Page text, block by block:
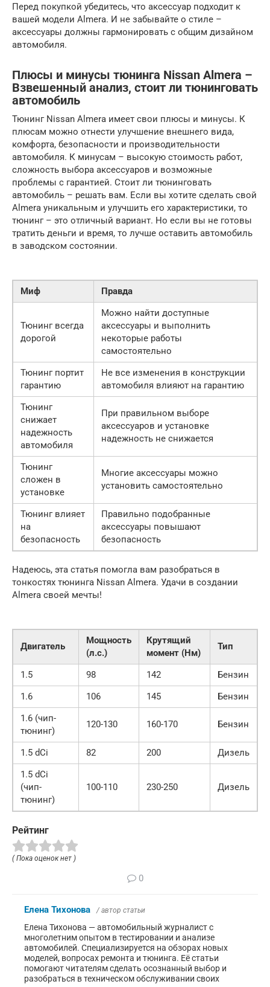
Перед покупкой убедитесь, что аксессуар подходит к
вашей модели Almera. И не забывайте о стиле –
аксессуары должны гармонировать с общим дизайном
автомобиля.
Плюсы и минусы тюнинга Nissan Almera –
Взвешенный анализ, стоит ли тюнинговать
автомобиль
Тюнинг Nissan Almera имеет свои плюсы и минусы. К
плюсам можно отнести улучшение внешнего вида,
комфорта, безопасности и производительности
автомобиля. К минусам – высокую стоимость работ,
сложность выбора аксессуаров и возможные
проблемы с гарантией. Стоит ли тюнинговать
автомобиль – решать вам. Если вы хотите сделать свой
Almera уникальным и улучшить его характеристики, то
тюнинг – это отличный вариант. Но если вы не готовы
тратить деньги и время, то лучше оставить автомобиль
в заводском состоянии.
Миф Правда
Тюнинг всегда
дорогой
Можно найти доступные
аксессуары и выполнить
некоторые работы
самостоятельно
Тюнинг портит
гарантию
Не все изменения в конструкции
автомобиля влияют на гарантию
Тюнинг
снижает
надежность
автомобиля
При правильном выборе
аксессуаров и установке
надежность не снижается
Тюнинг
сложен в
установке
Многие аксессуары можно
установить самостоятельно
Тюнинг влияет
на
безопасность
Правильно подобранные
аксессуары повышают
безопасность
Надеюсь, эта статья помогла вам разобраться в
тонкостях тюнинга Nissan Almera. Удачи в создании
Almera своей мечты!
Двигатель
Мощность
(л.с.)
Крутящий
момент (Нм)
Тип
1.5 98 142
Бензин
1.6
106 145
Бензин
1.6 (чип-
тюнинг)
120-130 160-170 Бензин
1.5 dCi 82 200
Дизель
1.5 dCi
(чип-
тюнинг)
100-110 230-250 Дизель
Рейтинг
( Пока оценок нет )
0
Елена Тихонова / автор статьи
Елена Тихонова — автомобильный журналист с
многолетним опытом в тестировании и анализе
автомобилей. Специализируется на обзорах новых
моделей, вопросах ремонта и тюнинга. Её статьи
помогают читателям сделать осознанный выбор и
разобраться в техническом обслуживании своих